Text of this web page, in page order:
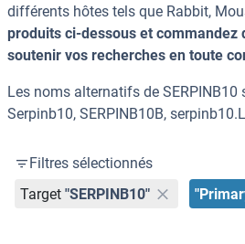
différents hôtes tels que Rabbit,
produits ci-dessous et commandez
soutenir vos recherches en toute
Les noms alternatifs de SERPINB10
Serpinb10, SERPINB10B,
Filtres sélectionnés
Target "SERPINB10"